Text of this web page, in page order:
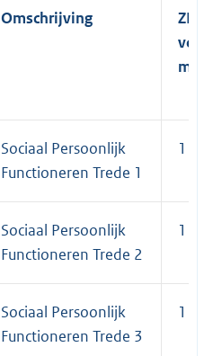
Omschrijving
ZIN
max
Sociaal Persoonlijk
Functioneren Trede 1
1
Sociaal Persoonlijk
Functioneren Trede 2
1
Sociaal Persoonlijk
Functioneren Trede 3
1